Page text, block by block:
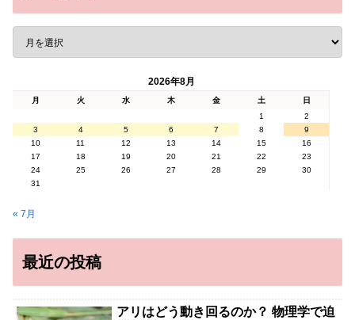
2026年8月
月 火 水 木 金 土
日
1
2
3
4 5 6 7 8
9
10
11 12 13 14 15
16
17
18 19 20 21 22
23
24
25 26 27 28 29
30
31
« 7月
最近の投稿
アリはどう動き回るのか？ 物理学で迫